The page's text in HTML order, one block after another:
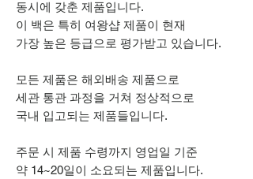
동시에 갖춘 제품입니다.
이 백은 특히 여왕샵 제품이 현재
가장 높은 등급으로 평가받고 있습니다.
모든 제품은 해외배송 제품으로
세관 통관 과정을 거쳐 정상적으로
국내 입고되는 제품들입니다.
주문 시 제품 수령까지 영업일 기준
약 14~20일이 소요되는 제품입니다.